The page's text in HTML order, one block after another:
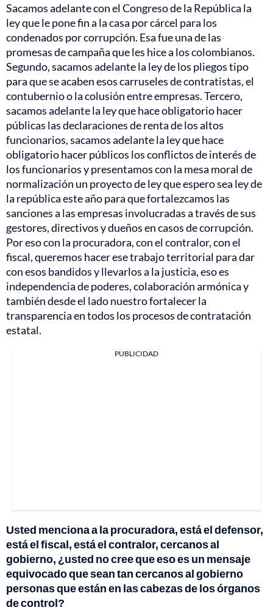
Sacamos adelante con el Congreso de la República la
ley que le pone fin a la casa por cárcel para los
condenados por corrupción. Esa fue una de las
promesas de campaña que les hice a los colombianos.
Segundo, sacamos adelante la ley de los pliegos tipo
para que se acaben esos carruseles de contratistas, el
contubernio o la colusión entre empresas. Tercero,
sacamos adelante la ley que hace obligatorio hacer
públicas las declaraciones de renta de los altos
funcionarios, sacamos adelante la ley que hace
obligatorio hacer públicos los conflictos de interés de
los funcionarios y presentamos con la mesa moral de
normalización un proyecto de ley que espero sea ley de
la república este año para que fortalezcamos las
sanciones a las empresas involucradas a través de sus
gestores, directivos y dueños en casos de corrupción.
Por eso con la procuradora, con el contralor, con el
fiscal, queremos hacer ese trabajo territorial para dar
con esos bandidos y llevarlos a la justicia, eso es
independencia de poderes, colaboración armónica y
también desde el lado nuestro fortalecer la
transparencia en todos los procesos de contratación
estatal.
PUBLICIDAD
Usted menciona a la procuradora, está el defensor,
está el fiscal, está el contralor, cercanos al
gobierno, ¿usted no cree que eso es un mensaje
equivocado que sean tan cercanos al gobierno
personas que están en las cabezas de los órganos
de control?